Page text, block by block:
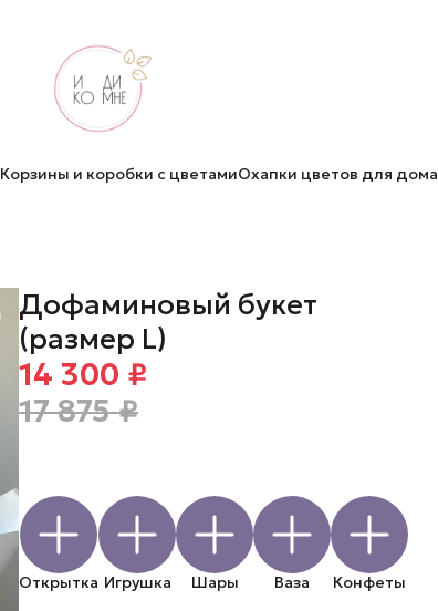
Корзины и коробки с цветамиОхапки цветов для дома
Дофаминовый букет
(размер L)
14 300 ₽
17 875 ₽
Открытка Игрушка Шары Ваза Конфеты